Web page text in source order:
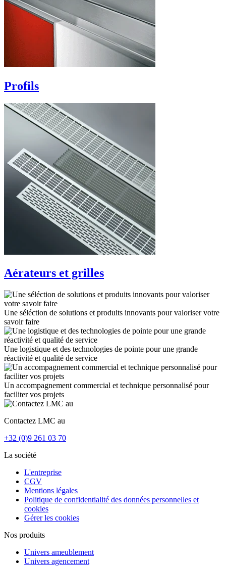
Profils
Aérateurs et grilles
Une séléction de solutions et produits innovants pour valoriser votre
savoir faire
Une logistique et des technologies de pointe pour une grande
réactivité et qualité de service
Un accompagnement commercial et technique personnalisé pour
faciliter vos projets
Contactez LMC au
+32 (0)9 261 03 70
La société
L'entreprise
CGV
Mentions légales
Politique de confidentialité des données personnelles et
cookies
Gérer les cookies
Nos produits
Univers ameublement
Univers agencement